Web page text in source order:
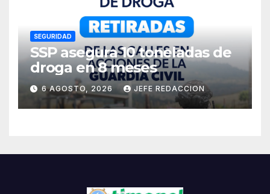
SEGURIDAD
SSP asegura 10 toneladas de
droga en 8 meses
6 AGOSTO, 2026 JEFE REDACCION